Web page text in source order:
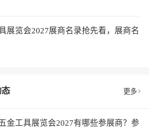
展览会2027展商名录抢先看，展商名
更多
金工具展览会2027有哪些参展商？参